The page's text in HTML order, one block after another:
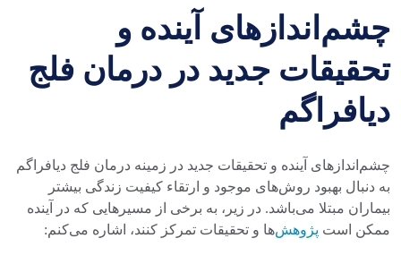
چشم‌اندازهای آینده و
تحقیقات جدید در درمان فلج
دیافراگم
چشم‌اندازهای آینده و تحقیقات جدید در زمینه درمان فلج دیافراگم
به دنبال بهبود روش‌های موجود و ارتقاء کیفیت زندگی بیشتر
بیماران مبتلا می‌باشد. در زیر، به برخی از مسیرهایی که در آینده
ممکن است پژوهش‌ها و تحقیقات تمرکز کنند، اشاره می‌کنم: